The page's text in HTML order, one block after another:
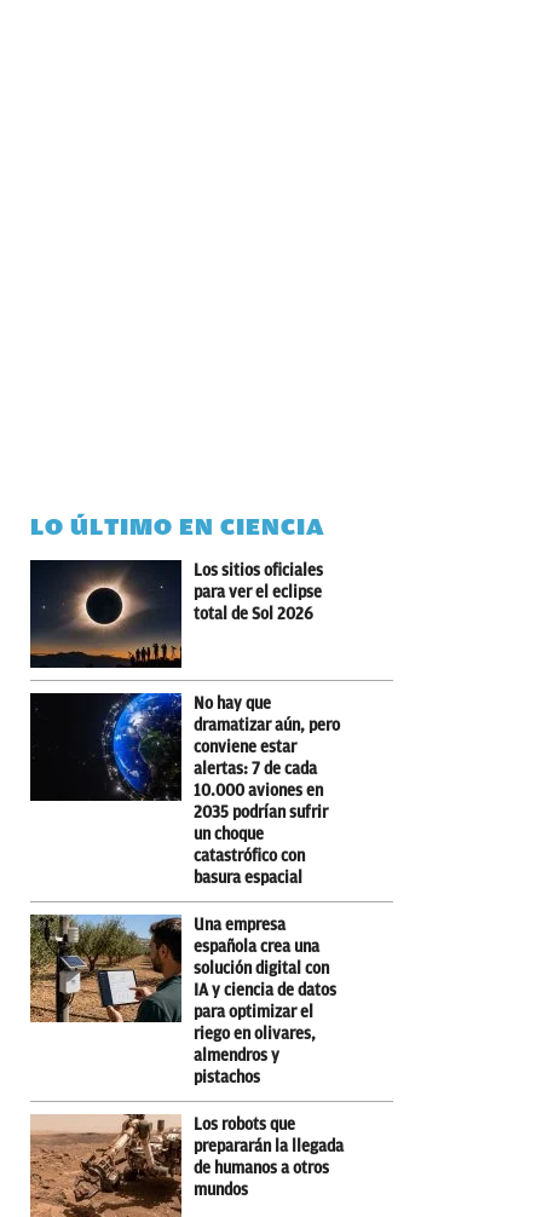
LO ÚLTIMO EN CIENCIA
Los sitios oficiales
para ver el eclipse
total de Sol 2026
No hay que
dramatizar aún, pero
conviene estar
alertas: 7 de cada
10.000 aviones en
2035 podrían sufrir
un choque
catastrófico con
basura espacial
Una empresa
española crea una
solución digital con
IA y ciencia de datos
para optimizar el
riego en olivares,
almendros y
pistachos
Los robots que
prepararán la llegada
de humanos a otros
mundos